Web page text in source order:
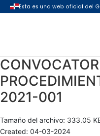
2021-001
Tamaño del archivo: 333.05
Created: 04-03-2024